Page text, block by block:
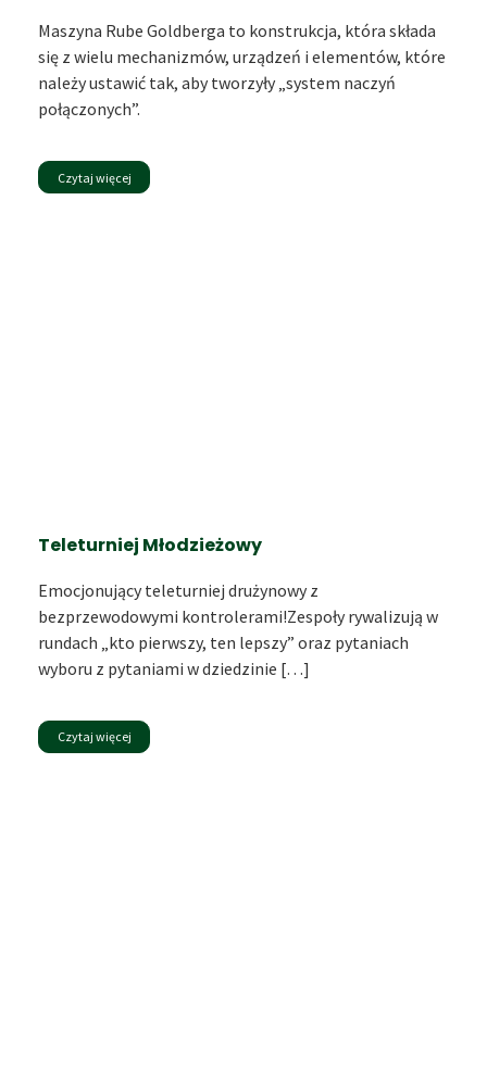
Maszyna Rube Goldberga to konstrukcja, która składa
się z wielu mechanizmów, urządzeń i elementów, które
należy ustawić tak, aby tworzyły „system naczyń
połączonych”.
Czytaj więcej
Teleturniej Młodzieżowy
Emocjonujący teleturniej drużynowy z
bezprzewodowymi kontrolerami!Zespoły rywalizują w
rundach „kto pierwszy, ten lepszy” oraz pytaniach
wyboru z pytaniami w dziedzinie […]
Czytaj więcej